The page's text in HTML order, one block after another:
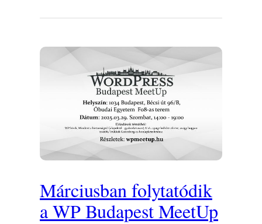
Márciusban folytatódik
a WP Budapest MeetUp